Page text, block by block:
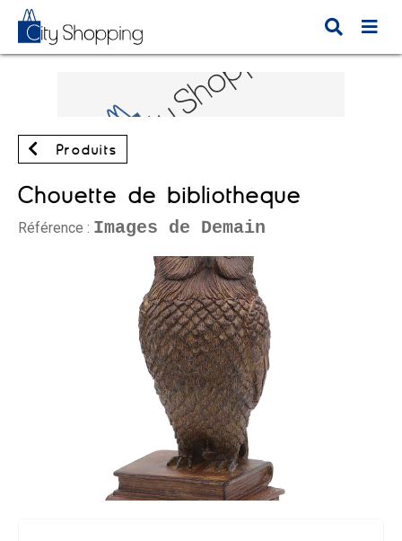
Produits
Chouette de bibliothèque
Référence : Images de Demain